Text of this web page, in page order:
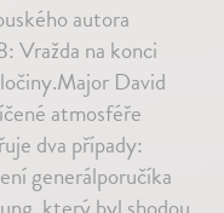
autora
Vražda na konci
David
atmosféře
dva případy:
generálporučíka